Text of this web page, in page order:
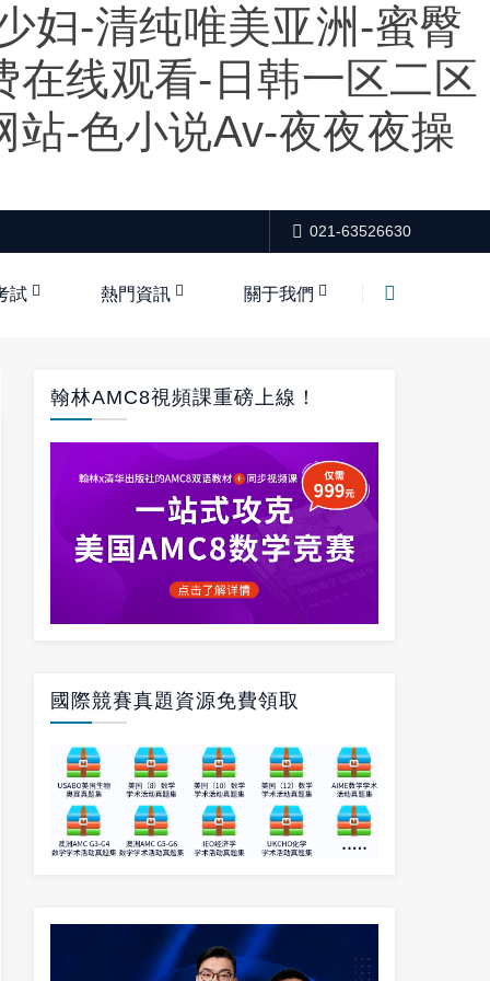
妇-清纯唯美亚洲-蜜臀
在线观看-日韩一区二区
站-色小说av-夜夜夜操
021-63526630
試 熱門資訊 關于我們
翰林AMC8視頻課重磅上線！
國際競賽真題資源免費領取